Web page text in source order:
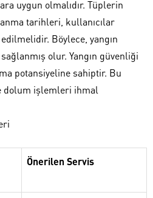
uygun olmalıdır. Tüplerin
tarihleri, kullanıcılar
Böylece, yangın
olur. Yangın güvenliği
potansiyeline sahiptir. Bu
dolum işlemleri ihmal
Önerilen Servis